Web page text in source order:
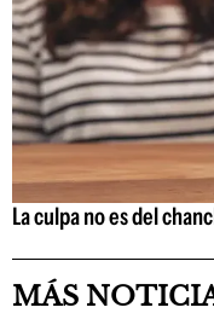
La culpa no es del
MÁS